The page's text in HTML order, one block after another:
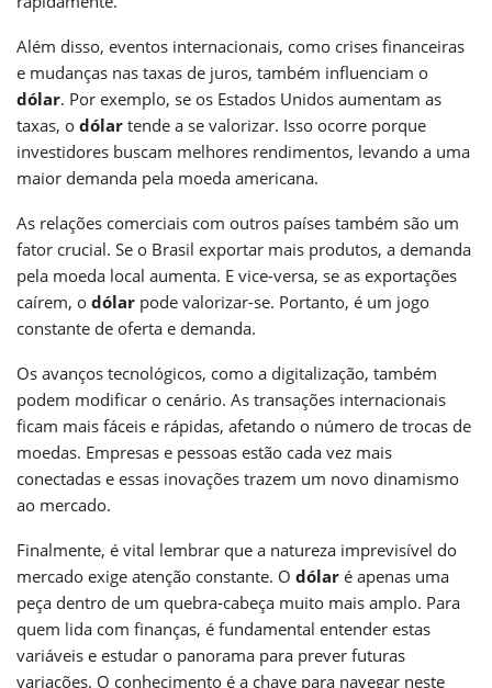
Além disso, eventos internacionais, como crises financeiras
e mudanças nas taxas de juros, também influenciam o
dólar. Por exemplo, se os Estados Unidos aumentam as
taxas, o dólar tende a se valorizar. Isso ocorre porque
investidores buscam melhores rendimentos, levando a uma
maior demanda pela moeda americana.
As relações comerciais com outros países também são um
fator crucial. Se o Brasil exportar mais produtos, a demanda
pela moeda local aumenta. E vice-versa, se as exportações
caírem, o dólar pode valorizar-se. Portanto, é um jogo
constante de oferta e demanda.
Os avanços tecnológicos, como a digitalização, também
podem modificar o cenário. As transações internacionais
ficam mais fáceis e rápidas, afetando o número de trocas de
moedas. Empresas e pessoas estão cada vez mais
conectadas e essas inovações trazem um novo dinamismo
ao mercado.
Finalmente, é vital lembrar que a natureza imprevisível do
mercado exige atenção constante. O dólar é apenas uma
peça dentro de um quebra-cabeça muito mais amplo. Para
quem lida com finanças, é fundamental entender estas
variáveis e estudar o panorama para prever futuras
variações. O conhecimento é a chave para navegar neste